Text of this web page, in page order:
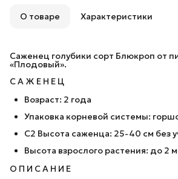
О товаре Характеристики
Саженец голубики сорт Блюкроп от
«Плодовый».
С А Ж Е Н Е Ц
Возраст: 2 года
Упаковка корневой системы:
C2 Высота саженца: 25-40 см без
Высота взрослого растения: до 2
О П И С А Н И Е